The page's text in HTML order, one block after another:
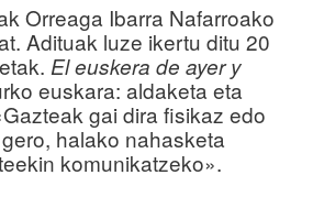
Orreaga Ibarra Nafarroako
Adituak luze ikertu ditu 20
El euskera de ayer y
euskara: aldaketa eta
gai dira fisikaz edo
halako nahasketa
komunikatzeko».